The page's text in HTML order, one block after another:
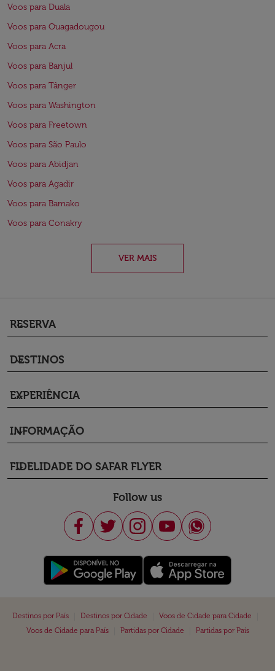
Voos para Duala
Voos para Ouagadougou
Voos para Acra
Voos para Banjul
Voos para Tânger
Voos para Washington
Voos para Freetown
Voos para São Paulo
Voos para Abidjan
Voos para Agadir
Voos para Bamako
Voos para Conakry
VER MAIS
RESERVA
keyboard_arrow_down
DESTINOS
keyboard_arrow_down
EXPERIÊNCIA
keyboard_arrow_down
INFORMAÇÃO
keyboard_arrow_down
FIDELIDADE DO SAFAR FLYER
keyboard_arrow_down
Follow us
Destinos por País Destinos por Cidade Voos de Cidade para Cidade
Voos de Cidade para País
Partidas por Cidade Partidas por País